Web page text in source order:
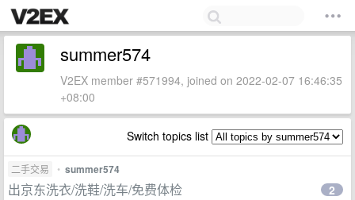
summer574
V2EX member #571994, joined on 2022-02-07 16:46:35
+08:00
Switch topics list
二手交易 • summer574
出京东洗衣/洗鞋/洗车/免费体检 2